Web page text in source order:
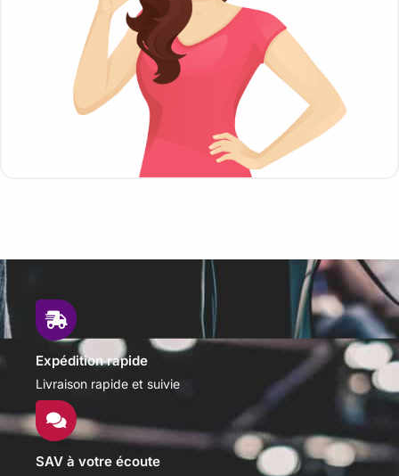
Expédition rapide
Livraison rapide et suivie
SAV à votre écoute